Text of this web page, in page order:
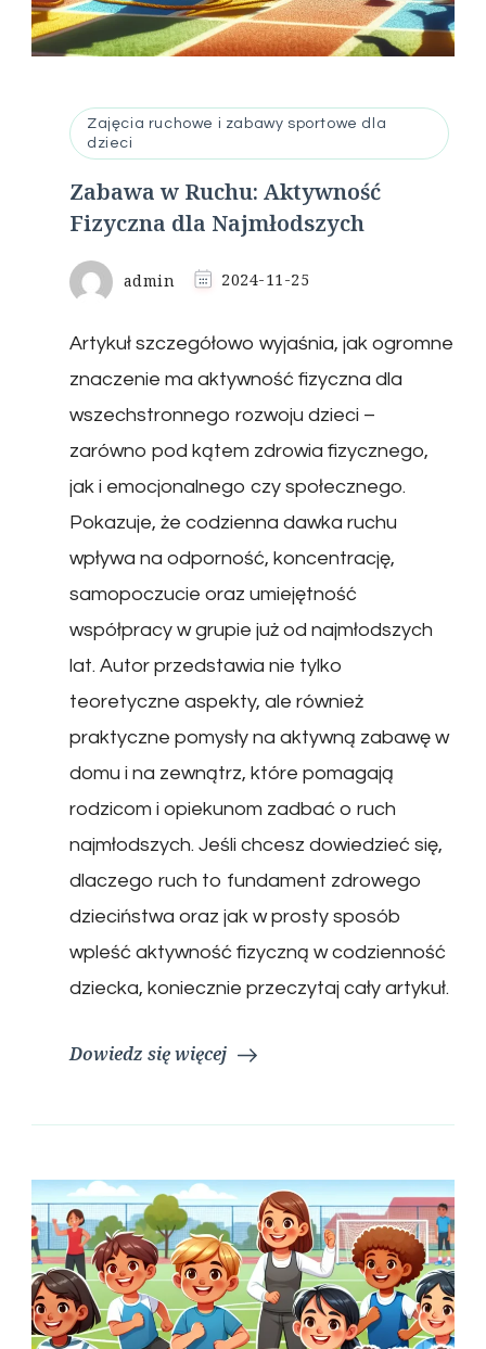
Zajęcia ruchowe i zabawy sportowe dla
dzieci
Zabawa w Ruchu: Aktywność
Fizyczna dla Najmłodszych
admin 2024-11-25
Artykuł szczegółowo wyjaśnia, jak ogromne
znaczenie ma aktywność fizyczna dla
wszechstronnego rozwoju dzieci –
zarówno pod kątem zdrowia fizycznego,
jak i emocjonalnego czy społecznego.
Pokazuje, że codzienna dawka ruchu
wpływa na odporność, koncentrację,
samopoczucie oraz umiejętność
współpracy w grupie już od najmłodszych
lat. Autor przedstawia nie tylko
teoretyczne aspekty, ale również
praktyczne pomysły na aktywną zabawę w
domu i na zewnątrz, które pomagają
rodzicom i opiekunom zadbać o ruch
najmłodszych. Jeśli chcesz dowiedzieć się,
dlaczego ruch to fundament zdrowego
dzieciństwa oraz jak w prosty sposób
wpleść aktywność fizyczną w codzienność
dziecka, koniecznie przeczytaj cały artykuł.
Dowiedz się więcej